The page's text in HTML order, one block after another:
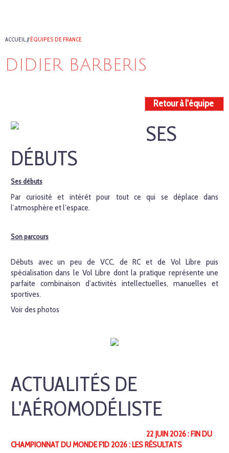
ACCUEIL//ÉQUIPES DE FRANCE
DIDIER BARBERIS
Retour à l'équipe
SES
DÉBUTS
Ses débuts
Par curiosité et intérêt pour tout ce qui se déplace dans
l’atmosphère et l’espace.
Son parcours
Débuts avec un peu de VCC, de RC et de Vol Libre puis
spécialisation dans le Vol Libre dont la pratique représente une
parfaite combinaison d’activités intellectuelles, manuelles et
sportives.
Voir des photos
ACTUALITÉS DE
L'AÉROMODÉLISTE
22 JUIN 2026 : FIN DU
CHAMPIONNAT DU MONDE F1D 2026 : LES RÉSULTATS